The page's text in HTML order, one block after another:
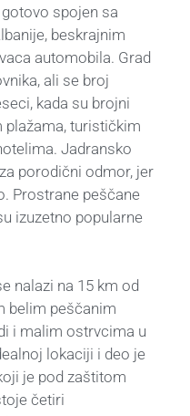
spojen sa
beskrajnim
automobila. Grad
ali se broj
kada su brojni
turističkim
Jadransko
porodični odmor, jer
Prostrane peščane
izuzetno popularne
nalazi na 15 km od
belim peščanim
i malim ostrvcima u
lokaciji i deo je
je pod zaštitom
četiri